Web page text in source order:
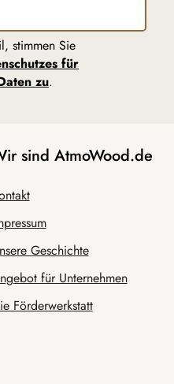
stimmen Sie
für
zu.
sind AtmoWood.de
Geschichte
für Unternehmen
Förderwerkstatt